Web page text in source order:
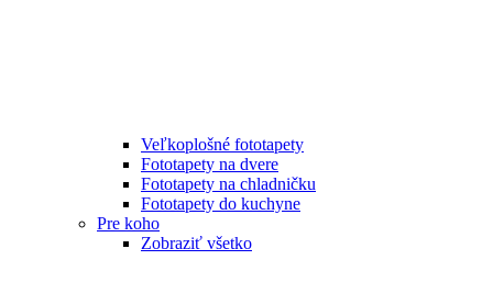
Veľkoplošné fototapety
Fototapety na dvere
Fototapety na chladničku
Fototapety do kuchyne
Pre koho
Zobraziť všetko